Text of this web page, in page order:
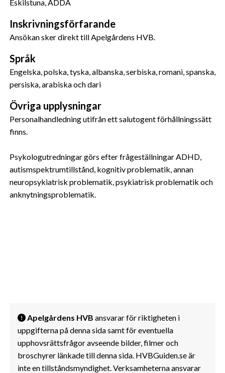
Dessa kan i sin tur kombinera informationen med annan
information som du har tillhandahållit eller som de har
samlat in när du har använt deras tjänster.
Eskilstuna, ADDA
Inskrivningsförfarande
Ansökan sker direkt till Apelgårdens HVB.
Språk
Engelska, polska, tyska, albanska, serbiska, romani, spanska,
persiska, arabiska och dari
Övriga upplysningar
Personalhandledning utifrån ett salutogent förhållningssätt
finns.
Psykologutredningar görs efter frågeställningar ADHD,
autismspektrumtillstånd, kognitiv problematik, annan
neuropsykiatrisk problematik, psykiatrisk problematik och
anknytningsproblematik.
Apelgårdens HVB ansvarar för riktigheten i
uppgifterna på denna sida samt för eventuella
upphovsrättsfrågor avseende bilder, filmer och
broschyrer länkade till denna sida. HVBGuiden.se är
inte en tillståndsmyndighet. Verksamheterna ansvarar